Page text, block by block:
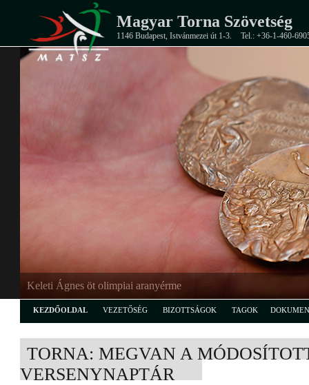
Magyar Torna Szövetség
1146 Budapest, Istvánmezei út 1-3. Tel.: +36-1-460-
Keleti Ágnes öt olimpiai aranyérme
KEZDŐOLDAL VEZETŐSÉG BIZOTTSÁGOK TAGOK
TORNA: MEGVAN A
VERSENYNAPTÁR